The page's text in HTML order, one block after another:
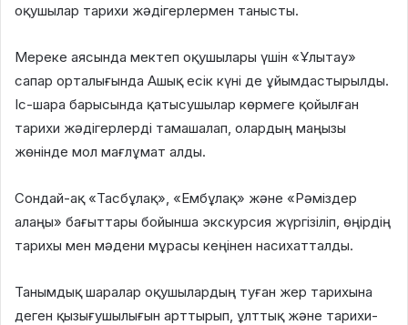
оқушылар тарихи жәдігерлермен танысты.
Мереке аясында мектеп оқушылары үшін «Ұлытау»
сапар орталығында Ашық есік күні де ұйымдастырылды.
Іс-шара барысында қатысушылар көрмеге қойылған
тарихи жәдігерлерді тамашалап, олардың маңызы
жөнінде мол мағлұмат алды.
Сондай-ақ «Тасбұлақ», «Ембұлақ» және «Рәміздер
алаңы» бағыттары бойынша экскурсия жүргізіліп, өңірдің
тарихы мен мәдени мұрасы кеңінен насихатталды.
Танымдық шаралар оқушылардың туған жер тарихына
деген қызығушылығын арттырып, ұлттық және тарихи-